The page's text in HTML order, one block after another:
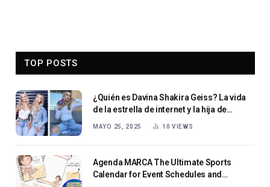
TOP POSTS
¿Quién es Davina Shakira Geiss? La vida
de la estrella de internet y la hija de
MAYO 25, 2025 10 VIEWS
Agenda MARCA The Ultimate Sports
Calendar for Event Schedules and